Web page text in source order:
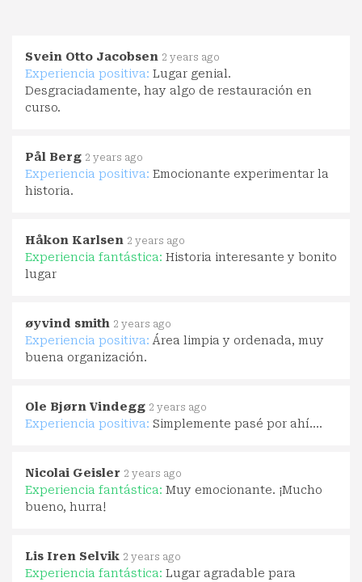
Svein Otto Jacobsen 2 years ago
Experiencia positiva: Lugar genial.
Desgraciadamente, hay algo de restauración en
curso.
Pål Berg 2 years ago
Experiencia positiva: Emocionante experimentar la
historia.
Håkon Karlsen 2 years ago
Experiencia fantástica: Historia interesante y bonito
lugar
øyvind smith 2 years ago
Experiencia positiva: Área limpia y ordenada, muy
buena organización.
Ole Bjørn Vindegg 2 years ago
Experiencia positiva: Simplemente pasé por ahí....
Nicolai Geisler 2 years ago
Experiencia fantástica: Muy emocionante. ¡Mucho
bueno, hurra!
Lis Iren Selvik 2 years ago
Experiencia fantástica: Lugar agradable para